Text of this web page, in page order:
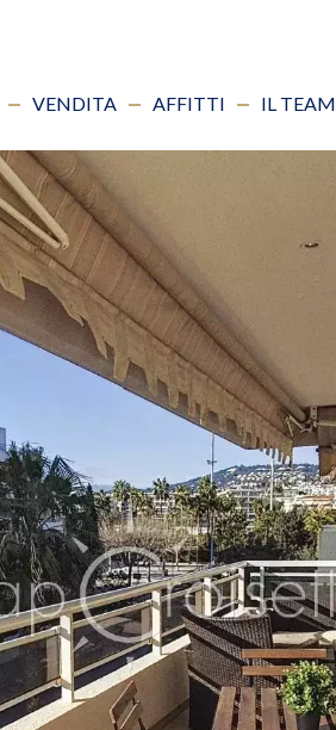
VENDITA AFFITTI IL TEAM